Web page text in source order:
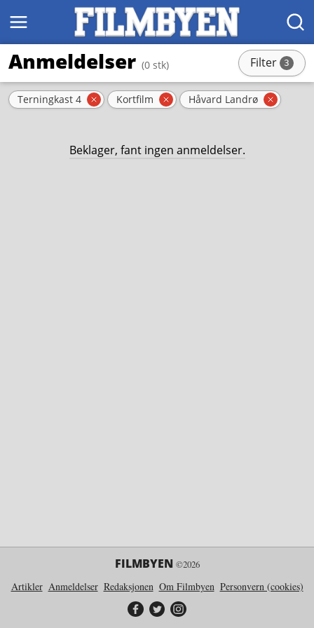
MENY SØK
Anmeldelser (0 stk) Filter 3stk
Aktive filter
Terningkast 4 Fjern filter
Kortfilm Fjern filter
Håvard Landrø Fjern
Beklager, fant ingen anmeldelser.
FILMBYEN ©2026
Artikler Anmeldelser Redaksjonen Om Filmbyen Personvern (cookies)
Filmbyen på Facebook
Filmbyen på Twitter
Filmbyen på Instagram